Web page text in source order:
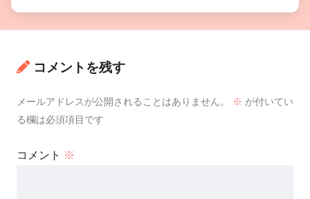
コメントを残す
メールアドレスが公開されることはありません。 ※ が付いてい
る欄は必須項目です
コメント ※